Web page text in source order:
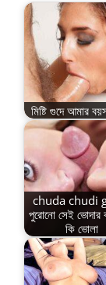
মিষ্টি গুদে আমার
chuda chudi
পুরোনো সেই ভোদার
কি ভোলা